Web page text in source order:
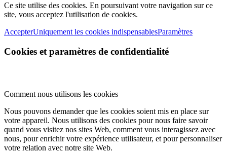
Ce site utilise des cookies. En poursuivant votre navigation sur ce
site, vous acceptez l'utilisation de cookies.
AccepterUniquement les cookies indispensablesParamètres
Cookies et paramètres de confidentialité
Comment nous utilisons les cookies
Nous pouvons demander que les cookies soient mis en place sur
votre appareil. Nous utilisons des cookies pour nous faire savoir
quand vous visitez nos sites Web, comment vous interagissez avec
nous, pour enrichir votre expérience utilisateur, et pour personnaliser
votre relation avec notre site Web.